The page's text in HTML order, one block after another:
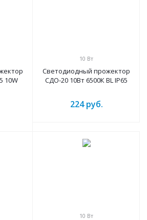
10W
10 Вт
Светодиодный прожектор
СДО-20 10Вт 6500К BL IP65
224руб.
10 Вт